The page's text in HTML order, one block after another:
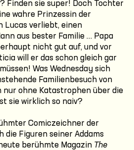
Finden sie super! Doch Tochter
wahre Prinzessin der
Lucas verliebt, einen
aus bester Familie … Papa
nicht gut auf, und vor
will er das schon gleich gar
Was Wednesday sich
Familienbesuch von
nur ohne Katastrophen über die
sie wirklich so naiv?
Comiczeichner der
die Figuren seiner Addams
berühmte Magazin The